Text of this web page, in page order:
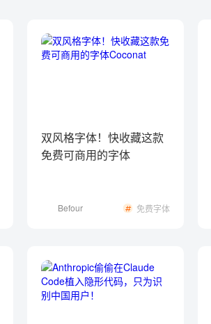
双风格字体！快收藏这款
免费可商用的字体
Befour 免费字体